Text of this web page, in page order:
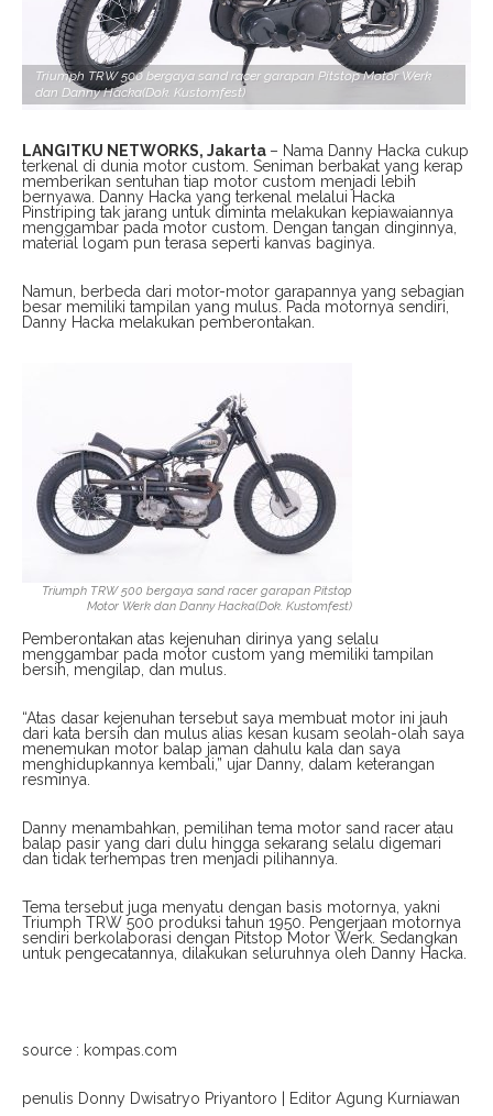
Triumph TRW 500 bergaya sand racer garapan Pitstop Motor Werk
dan Danny Hacka(Dok. Kustomfest)
LANGITKU NETWORKS, Jakarta – Nama Danny Hacka cukup
terkenal di dunia motor custom. Seniman berbakat yang kerap
memberikan sentuhan tiap motor custom menjadi lebih
bernyawa. Danny Hacka yang terkenal melalui Hacka
Pinstriping tak jarang untuk diminta melakukan kepiawaiannya
menggambar pada motor custom. Dengan tangan dinginnya,
material logam pun terasa seperti kanvas baginya.
Namun, berbeda dari motor-motor garapannya yang sebagian
besar memiliki tampilan yang mulus. Pada motornya sendiri,
Danny Hacka melakukan pemberontakan.
Triumph TRW 500 bergaya sand racer garapan Pitstop
Motor Werk dan Danny Hacka(Dok. Kustomfest)
Pemberontakan atas kejenuhan dirinya yang selalu
menggambar pada motor custom yang memiliki tampilan
bersih, mengilap, dan mulus.
“Atas dasar kejenuhan tersebut saya membuat motor ini jauh
dari kata bersih dan mulus alias kesan kusam seolah-olah saya
menemukan motor balap jaman dahulu kala dan saya
menghidupkannya kembali,” ujar Danny, dalam keterangan
resminya.
Danny menambahkan, pemilihan tema motor sand racer atau
balap pasir yang dari dulu hingga sekarang selalu digemari
dan tidak terhempas tren menjadi pilihannya.
Tema tersebut juga menyatu dengan basis motornya, yakni
Triumph TRW 500 produksi tahun 1950. Pengerjaan motornya
sendiri berkolaborasi dengan Pitstop Motor Werk. Sedangkan
untuk pengecatannya, dilakukan seluruhnya oleh Danny Hacka.
source : kompas.com
penulis Donny Dwisatryo Priyantoro | Editor Agung Kurniawan